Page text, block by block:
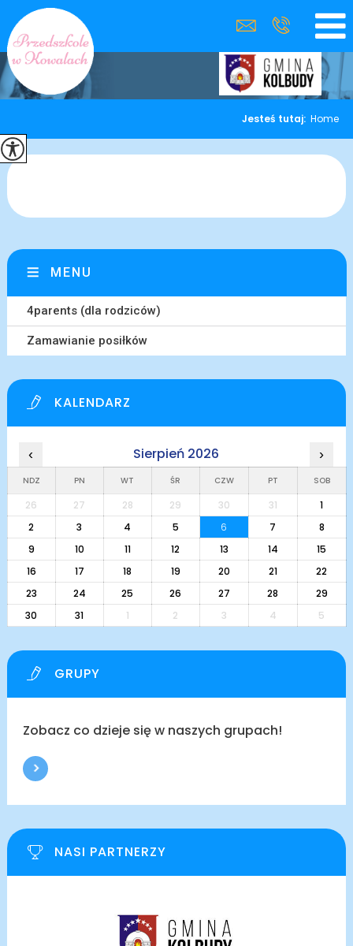
Jesteś tutaj:Home
MENU
4parents (dla rodziców)
Zamawianie posiłków
KALENDARZ
‹ Sierpień 2026 ›
NDZ PN WT ŚR CZW PT SOB
26 27 28 29 30 31
1
2
3 4 5 6 7
8
9
10 11 12 13 14
15
16
17 18 19 20 21
22
23
24 25 26 27 28
29
30
31 1 2 3 4 5
GRUPY
Zobacz co dzieje się w naszych grupach!
NASI PARTNERZY